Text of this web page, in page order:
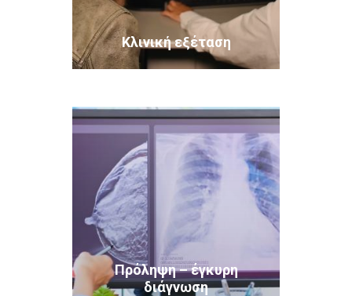
Κλινική εξέταση
Πρόληψη – έγκυρη
διάγνωση